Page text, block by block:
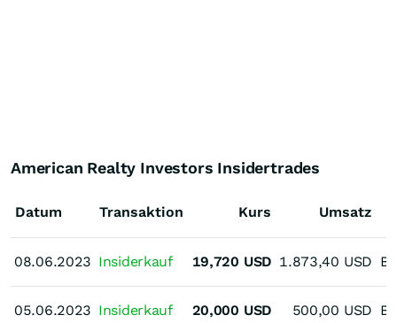
American Realty Investors Insidertrades
Datum
08.06.2023
05.06.2023
Transaktion Kurs Umsatz
08.06.2023 Insiderkauf 19,720 USD 1.873,40 USD
05.06.2023 Insiderkauf 20,000 USD 500,00 USD